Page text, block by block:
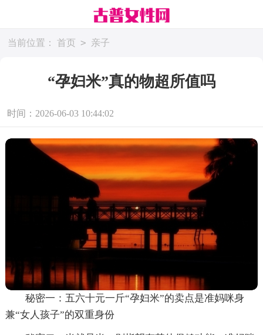
当前位置： 首页 > 亲子
“孕妇米”真的物超所值吗
时间：2026-06-03 10:44:02
秘密一：五六十元一斤“孕妇米”的卖点是准妈咪身
兼“女人孩子”的双重身份